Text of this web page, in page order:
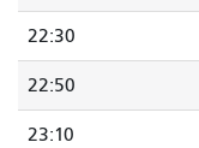
22:30
22:50
23:10